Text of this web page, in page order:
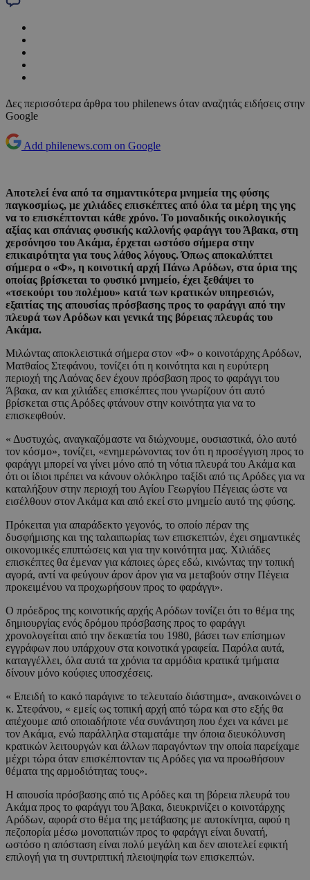
Δες περισσότερα άρθρα του philenews όταν αναζητάς ειδήσεις στην
Google
Add philenews.com on Google
Αποτελεί ένα από τα σημαντικότερα μνημεία της φύσης
παγκοσμίως, με χιλιάδες επισκέπτες από όλα τα μέρη της γης
να το επισκέπτονται κάθε χρόνο. Το μοναδικής οικολογικής
αξίας και σπάνιας φυσικής καλλονής φαράγγι του Άβακα, στη
χερσόνησο του Ακάμα, έρχεται ωστόσο σήμερα στην
επικαιρότητα για τους λάθος λόγους. Όπως αποκαλύπτει
σήμερα ο «Φ», η κοινοτική αρχή Πάνω Αρόδων, στα όρια της
οποίας βρίσκεται το φυσικό μνημείο, έχει ξεθάψει το
«τσεκούρι του πολέμου» κατά των κρατικών υπηρεσιών,
εξαιτίας της απουσίας πρόσβασης προς το φαράγγι από την
πλευρά των Αρόδων και γενικά της βόρειας πλευράς του
Ακάμα.
Μιλώντας αποκλειστικά σήμερα στον «Φ» ο κοινοτάρχης Αρόδων,
Ματθαίος Στεφάνου, τονίζει ότι η κοινότητα και η ευρύτερη
περιοχή της Λαόνας δεν έχουν πρόσβαση προς το φαράγγι του
Άβακα, αν και χιλιάδες επισκέπτες που γνωρίζουν ότι αυτό
βρίσκεται στις Αρόδες φτάνουν στην κοινότητα για να το
επισκεφθούν.
« Δυστυχώς, αναγκαζόμαστε να διώχνουμε, ουσιαστικά, όλο αυτό
τον κόσμο», τονίζει, «ενημερώνοντας τον ότι η προσέγγιση προς το
φαράγγι μπορεί να γίνει μόνο από τη νότια πλευρά του Ακάμα και
ότι οι ίδιοι πρέπει να κάνουν ολόκληρο ταξίδι από τις Αρόδες για να
καταλήξουν στην περιοχή του Αγίου Γεωργίου Πέγειας ώστε να
εισέλθουν στον Ακάμα και από εκεί στο μνημείο αυτό της φύσης.
Πρόκειται για απαράδεκτο γεγονός, το οποίο πέραν της
δυσφήμισης και της ταλαιπωρίας των επισκεπτών, έχει σημαντικές
οικονομικές επιπτώσεις και για την κοινότητα μας. Χιλιάδες
επισκέπτες θα έμεναν για κάποιες ώρες εδώ, κινώντας την τοπική
αγορά, αντί να φεύγουν άρον άρον για να μεταβούν στην Πέγεια
προκειμένου να προχωρήσουν προς το φαράγγι».
Ο πρόεδρος της κοινοτικής αρχής Αρόδων τονίζει ότι το θέμα της
δημιουργίας ενός δρόμου πρόσβασης προς το φαράγγι
χρονολογείται από την δεκαετία του 1980, βάσει των επίσημων
εγγράφων που υπάρχουν στα κοινοτικά γραφεία. Παρόλα αυτά,
καταγγέλλει, όλα αυτά τα χρόνια τα αρμόδια κρατικά τμήματα
δίνουν μόνο κούφιες υποσχέσεις.
« Επειδή το κακό παράγινε το τελευταίο διάστημα», ανακοινώνει ο
κ. Στεφάνου, « εμείς ως τοπική αρχή από τώρα και στο εξής θα
απέχουμε από οποιαδήποτε νέα συνάντηση που έχει να κάνει με
τον Ακάμα, ενώ παράλληλα σταματάμε την όποια διευκόλυνση
κρατικών λειτουργών και άλλων παραγόντων την οποία παρείχαμε
μέχρι τώρα όταν επισκέπτονταν τις Αρόδες για να προωθήσουν
θέματα της αρμοδιότητας τους».
Η απουσία πρόσβασης από τις Αρόδες και τη βόρεια πλευρά του
Ακάμα προς το φαράγγι του Άβακα, διευκρινίζει ο κοινοτάρχης
Αρόδων, αφορά στο θέμα της μετάβασης με αυτοκίνητα, αφού η
πεζοπορία μέσω μονοπατιών προς το φαράγγι είναι δυνατή,
ωστόσο η απόσταση είναι πολύ μεγάλη και δεν αποτελεί εφικτή
επιλογή για τη συντριπτική πλειοψηφία των επισκεπτών.